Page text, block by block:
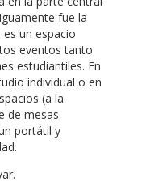
fue la
un espacio
eventos tanto
estudiantiles. En
individual o en
(a la
de mesas
portátil y